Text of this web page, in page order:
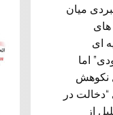
میان
ای
اما
نکوهش
در
از